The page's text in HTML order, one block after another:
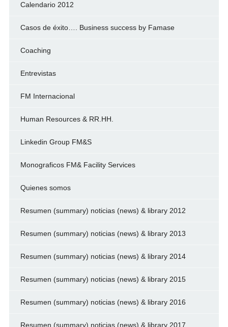
Calendario 2012
Casos de éxito…. Business success by Famase
Coaching
Entrevistas
FM Internacional
Human Resources & RR.HH.
Linkedin Group FM&S
Monograficos FM& Facility Services
Quienes somos
Resumen (summary) noticias (news) & library 2012
Resumen (summary) noticias (news) & library 2013
Resumen (summary) noticias (news) & library 2014
Resumen (summary) noticias (news) & library 2015
Resumen (summary) noticias (news) & library 2016
Resumen (summary) noticias (news) & library 2017